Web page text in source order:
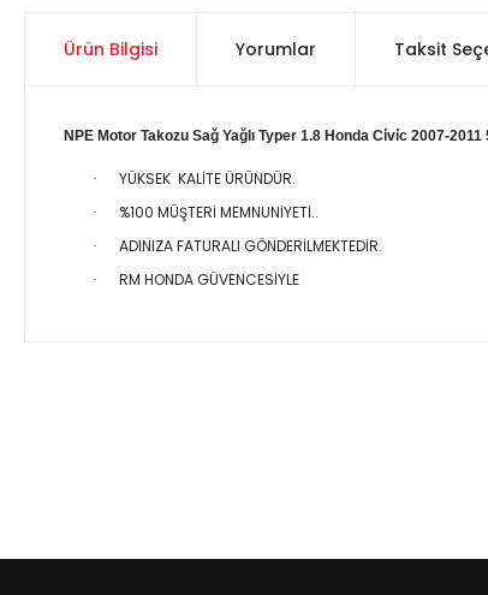
Ürün Bilgisi Yorumlar Taksit
NPE Motor Takozu Sağ Yağlı Typer 1.8 Honda Ci̇vi̇c 2007-
· YÜKSEK KALİTE ÜRÜNDÜR.
· %100 MÜŞTERİ MEMNUNİYETİ..
· ADINIZA FATURALI GÖNDERİLMEKTEDİR.
· RM HONDA GÜVENCESİYLE